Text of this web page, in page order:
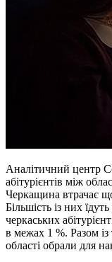
Аналітичний центр
абітурієнтів між
Черкащина втрачає
Більшість із них
черкаських
в межах 1 %. Разом із
області обрали для